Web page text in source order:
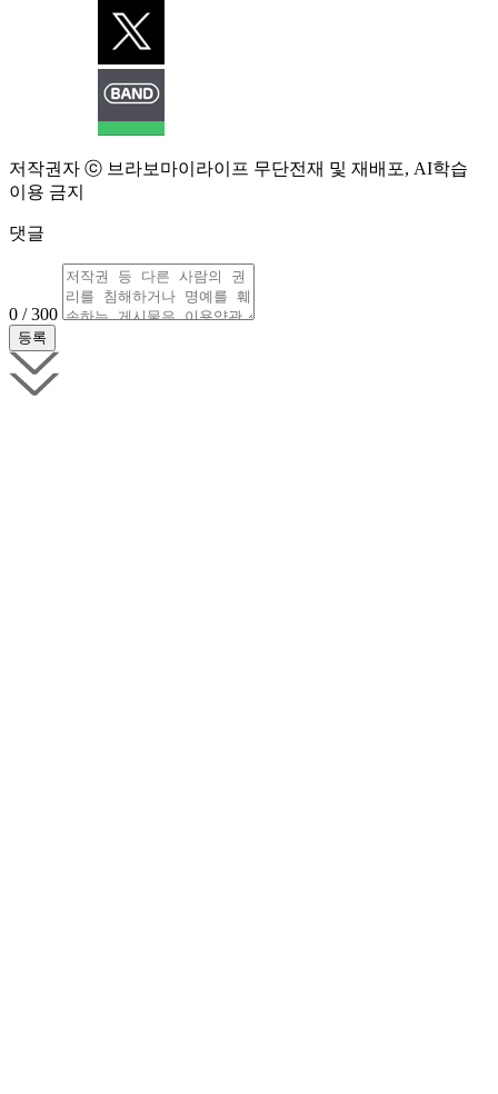
저작권자 ⓒ 브라보마이라이프 무단전재 및 재배포, AI학습
이용 금지
댓글
0 / 300